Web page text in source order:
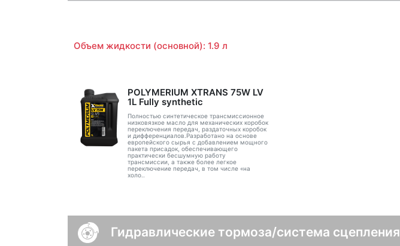
Объем жидкости (основной): 1.9 л
POLYMERIUM XTRANS 75W LV
1L Fully synthetic
Полностью синтетическое трансмиссионное
низковязкое масло для механических коробок
переключения передач, раздаточных коробок
и дифференциалов.Разработано на основе
европейского сырья с добавлением мощного
пакета присадок, обеспечивающего
практически бесшумную работу
трансмиссии, а также более легкое
переключение передач, в том числе «на
холо..
Гидравлические тормоза/система сцепления